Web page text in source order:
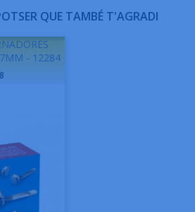
QUE TAMBÉ T'AGRADI
- 12284